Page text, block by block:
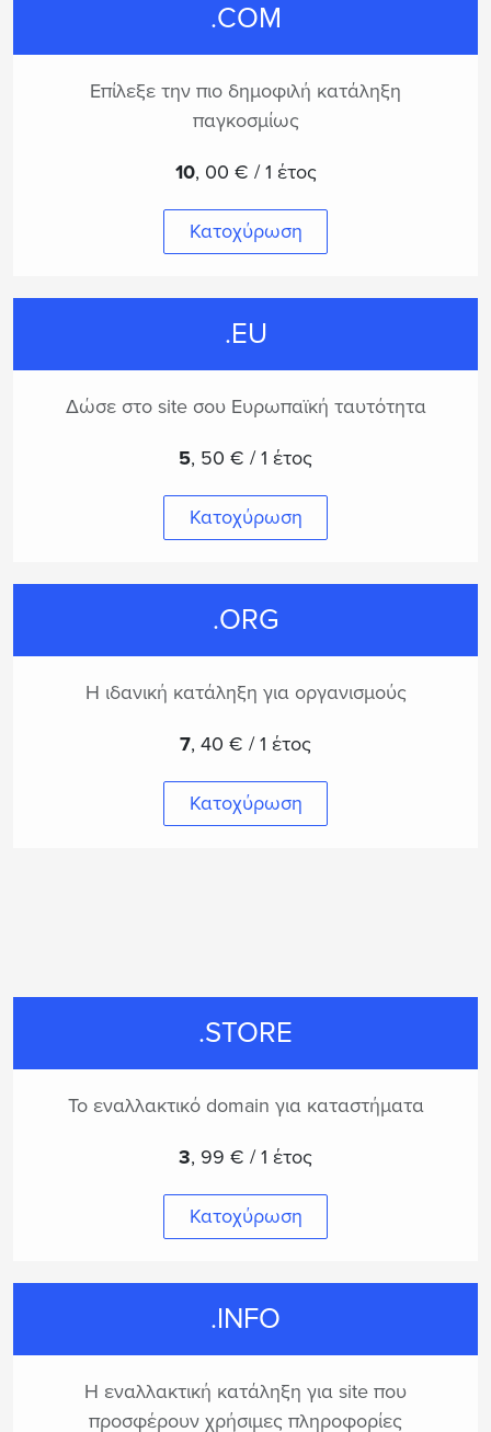
.COM
Επίλεξε την πιο δημοφιλή κατάληξη
παγκοσμίως
10, 00 € / 1 έτος
Κατοχύρωση
.EU
Δώσε στο site σου Ευρωπαϊκή ταυτότητα
5, 50 € / 1 έτος
Κατοχύρωση
.ORG
Η ιδανική κατάληξη για οργανισμούς
7, 40 € / 1 έτος
Κατοχύρωση
.STORE
Το εναλλακτικό domain για καταστήματα
3, 99 € / 1 έτος
Κατοχύρωση
.INFO
Η εναλλακτική κατάληξη για site που
προσφέρουν χρήσιμες πληροφορίες